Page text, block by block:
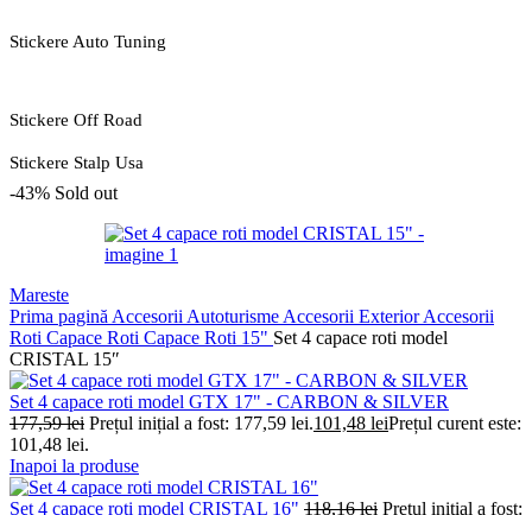
Stickere Auto Tuning
Stickere Off Road
Stickere Stalp Usa
-43% Sold out
Mareste
Prima pagină Accesorii Autoturisme Accesorii ExteriorAccesorii
Roti Capace Roti Capace Roti 15" Set 4 capace roti model
CRISTAL 15″
Set 4 capace roti model GTX 17" - CARBON & SILVER
177,59lei Prețul inițial a fost: 177,59 lei.101,48 leiPrețul curent este:
101,48 lei.
Inapoi la produse
Set 4 capace roti model CRISTAL 16" 118,16lei Prețul inițial a fost: